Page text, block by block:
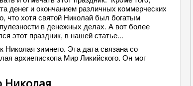
денег и окончанием различных коммерческих
что хотя святой Николай был богатым
в денежных делах. А вот более
этот праздник, в нашей статье...
зимнего. Эта дата связана со
архиепископа Мир Ликийского. Он мог
Николая